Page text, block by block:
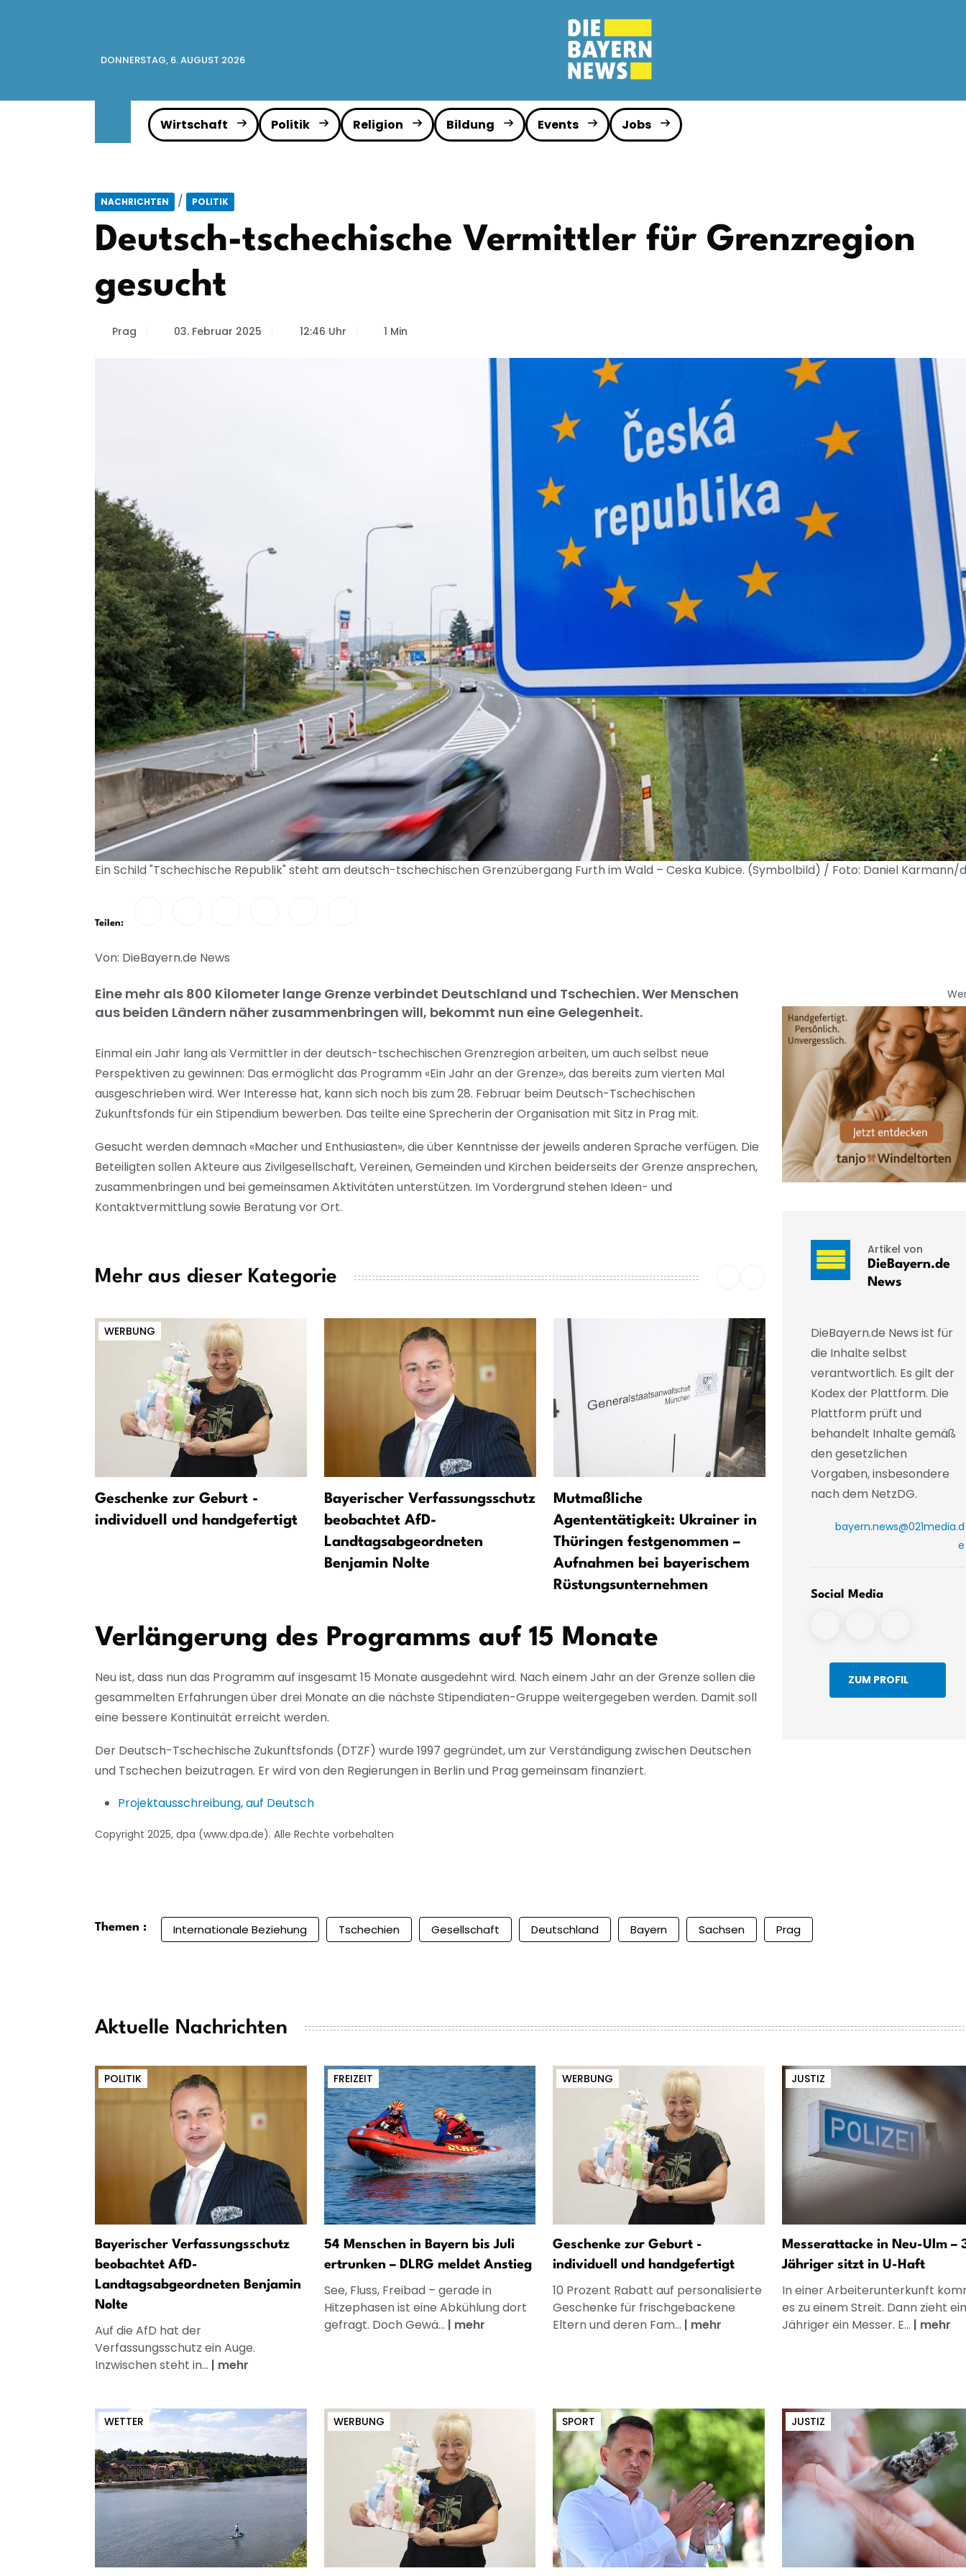
DONNERSTAG, 6. AUGUST 2026
Wirtschaft Politik Religion Bildung Events Jobs
NACHRICHTEN / POLITIK
Deutsch-tschechische Vermittler für Grenzregion
gesucht
Prag 03. Februar 2025 12:46 Uhr 1 Min
Ein Schild "Tschechische Republik" steht am deutsch-tschechischen Grenzübergang Furth im Wald – Ceska Kubice. (Symbolbild) / Foto: Daniel Karmann/
Teilen:
Von: DieBayern.de News
Eine mehr als 800 Kilometer lange Grenze verbindet Deutschland und Tschechien. Wer Menschen
aus beiden Ländern näher zusammenbringen will, bekommt nun eine Gelegenheit.
Einmal ein Jahr lang als Vermittler in der deutsch-tschechischen Grenzregion arbeiten, um auch selbst neue
Perspektiven zu gewinnen: Das ermöglicht das Programm «Ein Jahr an der Grenze», das bereits zum vierten Mal
ausgeschrieben wird. Wer Interesse hat, kann sich noch bis zum 28. Februar beim Deutsch-Tschechischen
Zukunftsfonds für ein Stipendium bewerben. Das teilte eine Sprecherin der Organisation mit Sitz in Prag mit.
Gesucht werden demnach «Macher und Enthusiasten», die über Kenntnisse der jeweils anderen Sprache verfügen. Die
Beteiligten sollen Akteure aus Zivilgesellschaft, Vereinen, Gemeinden und Kirchen beiderseits der Grenze ansprechen,
zusammenbringen und bei gemeinsamen Aktivitäten unterstützen. Im Vordergrund stehen Ideen- und
Kontaktvermittlung sowie Beratung vor Ort.
Mehr aus dieser Kategorie
WERBUNG
Geschenke zur Geburt -
individuell und handgefertigt
Bayerischer Verfassungsschutz
beobachtet AfD-
Landtagsabgeordneten
Benjamin Nolte
Mutmaßliche
Agententätigkeit: Ukrainer in
Thüringen festgenommen –
Aufnahmen bei bayerischem
Rüstungsunternehmen
Hunderte Schrauben und
Nägel im Seebach bei
Verlängerung des Programms auf 15 Monate
Neu ist, dass nun das Programm auf insgesamt 15 Monate ausgedehnt wird. Nach einem Jahr an der Grenze sollen die
gesammelten Erfahrungen über drei Monate an die nächste Stipendiaten-Gruppe weitergegeben werden. Damit soll
eine bessere Kontinuität erreicht werden.
Der Deutsch-Tschechische Zukunftsfonds (DTZF) wurde 1997 gegründet, um zur Verständigung zwischen Deutschen
und Tschechen beizutragen. Er wird von den Regierungen in Berlin und Prag gemeinsam finanziert.
Projektausschreibung, auf Deutsch
Copyright 2025, dpa (www.dpa.de). Alle Rechte vorbehalten
Artikel von
DieBayern.de
News
DieBayern.de News ist für
die Inhalte selbst
verantwortlich. Es gilt der
Kodex der Plattform. Die
Plattform prüft und
behandelt Inhalte gemäß
den gesetzlichen
Vorgaben, insbesondere
nach dem NetzDG.
bayern.news@021media.d
e
Social Media
ZUM PROFIL
Themen : Internationale Beziehung Tschechien Gesellschaft Deutschland Bayern Sachsen Prag
Aktuelle Nachrichten
POLITIK
Bayerischer Verfassungsschutz
beobachtet AfD-
Landtagsabgeordneten Benjamin
Nolte
Auf die AfD hat der
Verfassungsschutz ein Auge.
Inzwischen steht in... | mehr
FREIZEIT
54 Menschen in Bayern bis Juli
ertrunken – DLRG meldet Anstieg
See, Fluss, Freibad – gerade in
Hitzephasen ist eine Abkühlung dort
gefragt. Doch Gewä... | mehr
WERBUNG
Geschenke zur Geburt -
individuell und handgefertigt
10 Prozent Rabatt auf personalisierte
Geschenke für frischgebackene
Eltern und deren Fam... | mehr
JUSTIZ
Messerattacke in Neu-Ulm –
Jähriger sitzt in U-Haft
In einer Arbeiterunterkunft
es zu einem Streit. Dann zieht
Jähriger ein Messer. E... | mehr
WETTER WERBUNG SPORT JUSTIZ